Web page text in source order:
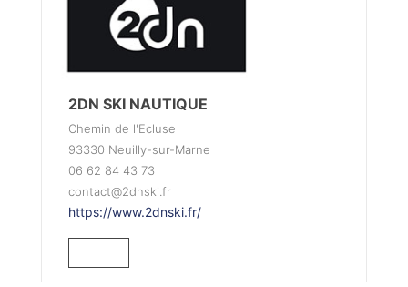
2DN SKI NAUTIQUE
Chemin de l'Ecluse
93330 Neuilly-sur-Marne
06 62 84 43 73
contact@2dnski.fr
https://www.2dnski.fr/